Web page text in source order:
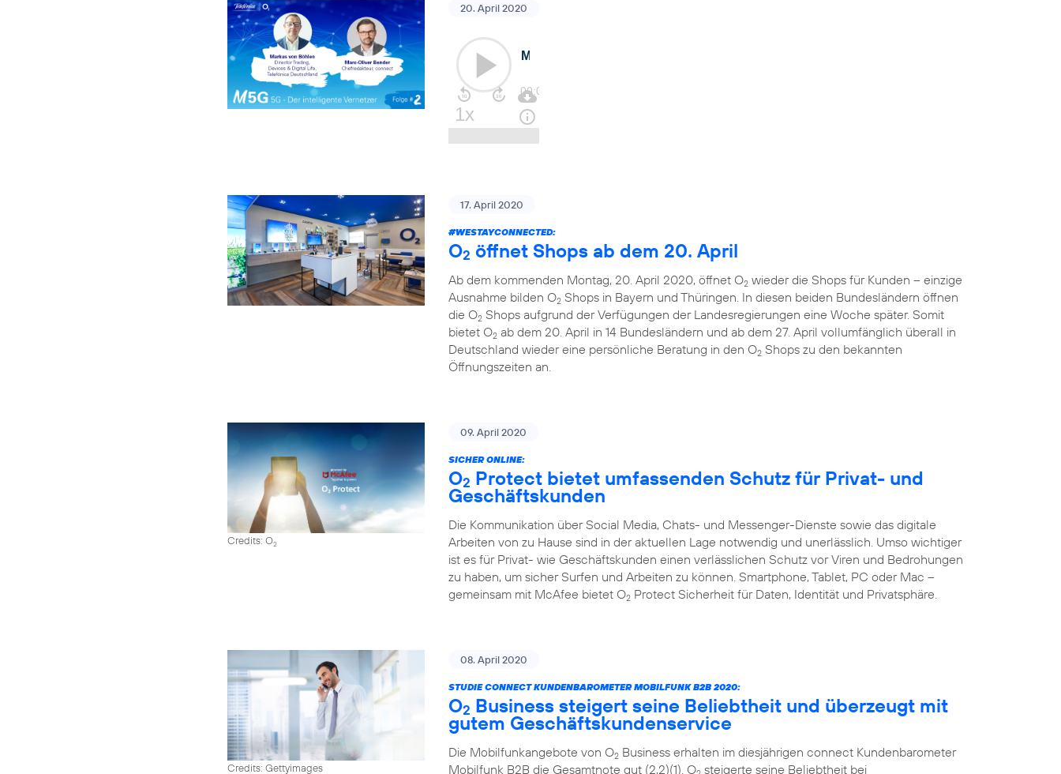
20. April 2020
17. April 2020
#WESTAYCONNECTED:
O2 öffnet Shops ab dem 20. April
Ab dem kommenden Montag, 20. April 2020, öffnet O2 wieder die Shops für Kunden – einzige
Ausnahme bilden O2 Shops in Bayern und Thüringen. In diesen beiden Bundesländern öffnen
die O2 Shops aufgrund der Verfügungen der Landesregierungen eine Woche später. Somit
bietet O2 ab dem 20. April in 14 Bundesländern und ab dem 27. April vollumfänglich überall in
Deutschland wieder eine persönliche Beratung in den O2 Shops zu den bekannten
Öffnungszeiten an.
Credits: O2
09. April 2020
SICHER ONLINE:
O2 Protect bietet umfassenden Schutz für Privat- und
Geschäftskunden
Die Kommunikation über Social Media, Chats- und Messenger-Dienste sowie das digitale
Arbeiten von zu Hause sind in der aktuellen Lage notwendig und unerlässlich. Umso wichtiger
ist es für Privat- wie Geschäftskunden einen verlässlichen Schutz vor Viren und Bedrohungen
zu haben, um sicher Surfen und Arbeiten zu können. Smartphone, Tablet, PC oder Mac –
gemeinsam mit McAfee bietet O2 Protect Sicherheit für Daten, Identität und Privatsphäre.
Credits: Gettyimages
08. April 2020
STUDIE CONNECT KUNDENBAROMETER MOBILFUNK B2B 2020:
O2 Business steigert seine Beliebtheit und überzeugt mit
gutem Geschäftskundenservice
Die Mobilfunkangebote von O2 Business erhalten im diesjährigen connect Kundenbarometer
Mobilfunk B2B die Gesamtnote gut (2,2)(1). O steigerte seine Beliebtheit bei